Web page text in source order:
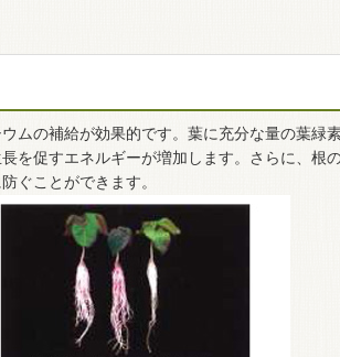
ムの補給が効果的です。葉に充分な量の葉緑
を促すエネルギーが増加します。さらに、根
ぐことができます。